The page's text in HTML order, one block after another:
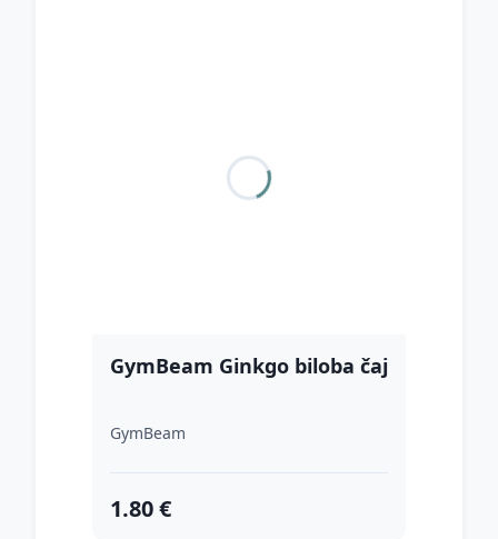
GymBeam Ginkgo biloba čaj
GymBeam
1.80 €